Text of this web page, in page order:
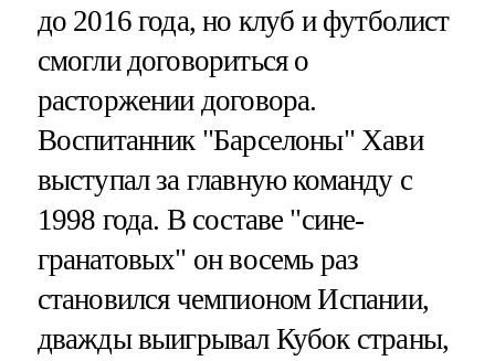
до 2016 года, но клуб и футболист
смогли договориться о
расторжении договора.
Воспитанник "Барселоны" Хави
выступал за главную команду с
1998 года. В составе "сине-
гранатовых" он восемь раз
становился чемпионом Испании,
дважды выигрывал Кубок страны,